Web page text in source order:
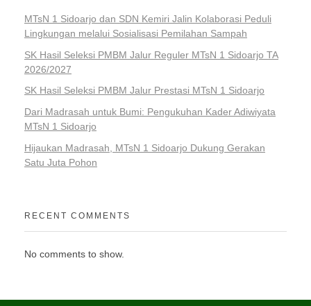
MTsN 1 Sidoarjo dan SDN Kemiri Jalin Kolaborasi Peduli
Lingkungan melalui Sosialisasi Pemilahan Sampah
SK Hasil Seleksi PMBM Jalur Reguler MTsN 1 Sidoarjo TA
2026/2027
SK Hasil Seleksi PMBM Jalur Prestasi MTsN 1 Sidoarjo
Dari Madrasah untuk Bumi: Pengukuhan Kader Adiwiyata
MTsN 1 Sidoarjo
Hijaukan Madrasah, MTsN 1 Sidoarjo Dukung Gerakan
Satu Juta Pohon
RECENT COMMENTS
No comments to show.